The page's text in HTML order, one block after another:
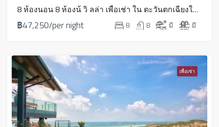
8 ห้องนอน 8 ห้องน้ วิ ลล่า เพื่อเช่า ใน ตะวันตกเฉียงใต้ – LV0045
฿47,250/per night 8 8 มี มี
เพื่อเช่า